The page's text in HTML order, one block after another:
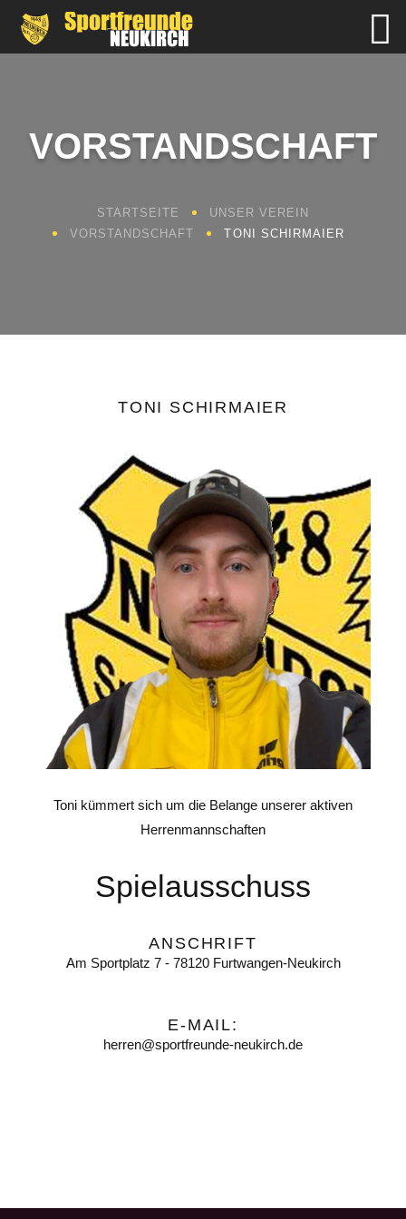
VORSTANDSCHAFT
STARTSEITE
UNSER VEREIN
VORSTANDSCHAFT
TONI SCHIRMAIER
TONI SCHIRMAIER
Toni kümmert sich um die Belange unserer aktiven
Herrenmannschaften
Spielausschuss
ANSCHRIFT
Am Sportplatz 7 - 78120 Furtwangen-Neukirch
E-MAIL:
herren@sportfreunde-neukirch.de